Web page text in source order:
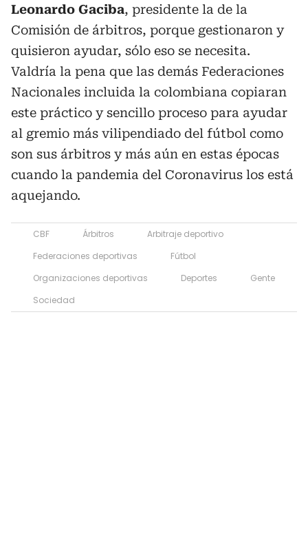
Leonardo Gaciba, presidente la de la
Comisión de árbitros, porque gestionaron y
quisieron ayudar, sólo eso se necesita.
Valdría la pena que las demás Federaciones
Nacionales incluida la colombiana copiaran
este práctico y sencillo proceso para ayudar
al gremio más vilipendiado del fútbol como
son sus árbitros y más aún en estas épocas
cuando la pandemia del Coronavirus los está
aquejando.
CBF Árbitros
Arbitraje deportivo
Federaciones deportivas
Fútbol
Organizaciones deportivas
Deportes
Gente
Sociedad